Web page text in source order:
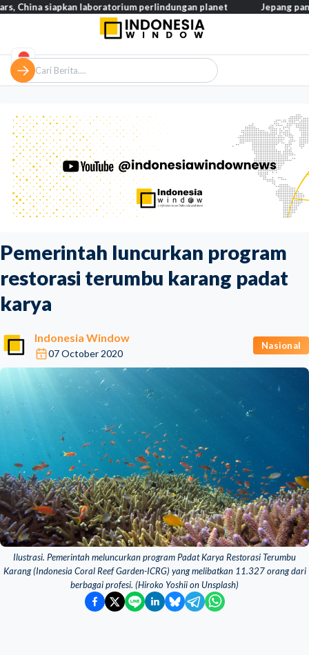
Pemerintah luncurkan program
restorasi terumbu karang padat
karya
Indonesia Window
07 October 2020
Nasional
Ilustrasi. Pemerintah meluncurkan program Padat Karya Restorasi Terumbu
Karang (Indonesia Coral Reef Garden-ICRG) yang melibatkan 11.327 orang dari
berbagai profesi. (Hiroko Yoshii on Unsplash)
siapkan laboratorium perlindungan planet Jepang pangkas